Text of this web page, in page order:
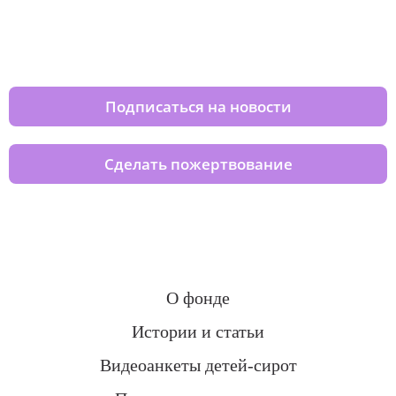
Подписаться на новости
Сделать пожертвование
О фонде
Истории и статьи
Видеоанкеты детей-сирот